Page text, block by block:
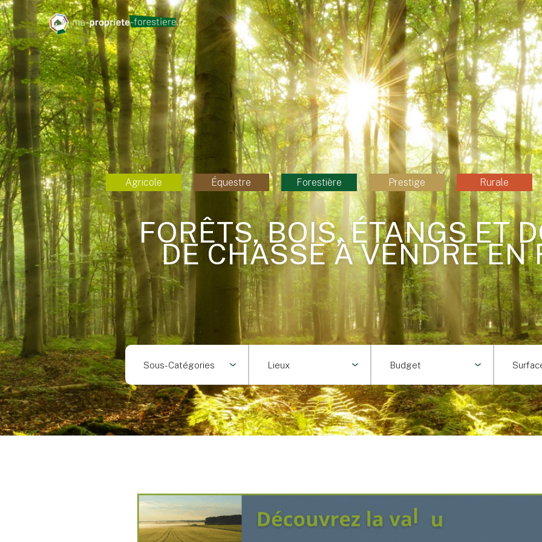
Agricole Équestre Forestière Prestige Rurale
FORÊTS, BOIS, ÉTANGS ET
DE CHASSE À VENDRE EN
Sous-Catégories Lieux Budget